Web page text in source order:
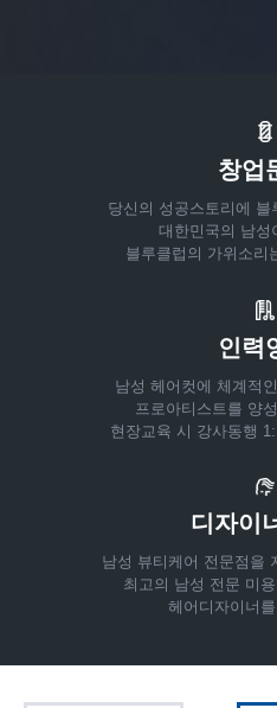
창업
당신의 성공스토리에 블
대한민국의 남성
블루클럽의 가위소리
인력
남성 헤어컷에 체계적
프로아티스트를 양
현장교육 시 강사동행
디자이
남성 뷰티케어 전문점을
최고의 남성 전문 미
헤어디자이너